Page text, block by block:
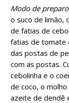
Modo de
o suco de limão,
de fatias de
fatias de tomate
das postas de
com as postas.
cebolinha e o
de coco, o
azeite de dendê